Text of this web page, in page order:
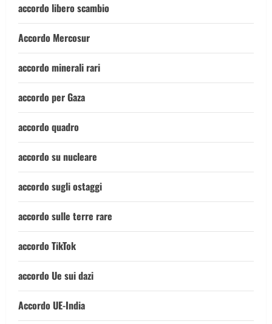
accordo libero scambio
Accordo Mercosur
accordo minerali rari
accordo per Gaza
accordo quadro
accordo su nucleare
accordo sugli ostaggi
accordo sulle terre rare
accordo TikTok
accordo Ue sui dazi
Accordo UE-India